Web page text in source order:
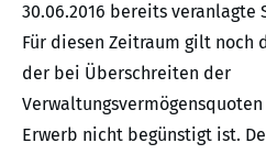
30.06.2016 bereits veranlagte
Für diesen Zeitraum gilt noch
der bei Überschreiten der
Verwaltungsvermögensquoten
Erwerb nicht begünstigt ist.